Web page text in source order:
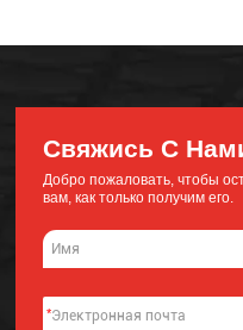
Свяжись С
Добро пожаловать, чтобы
вам, как только получим его.
*